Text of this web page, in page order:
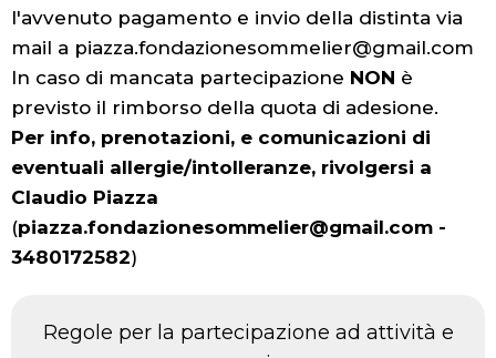
l'avvenuto pagamento e invio della distinta via
mail a piazza.fondazionesommelier@gmail.com
In caso di mancata partecipazione NON è
previsto il rimborso della quota di adesione.
Per info, prenotazioni, e comunicazioni di
eventuali allergie/intolleranze, rivolgersi a
Claudio Piazza
(piazza.fondazionesommelier@gmail.com -
3480172582)
Regole per la partecipazione ad attività e